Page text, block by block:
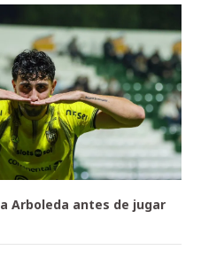
Arboleda antes de jugar